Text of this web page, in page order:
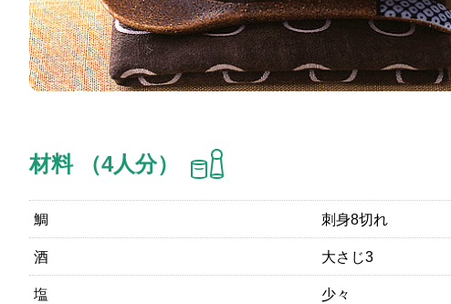
材料 （4人分）
鯛 刺身8切れ
酒 大さじ3
塩 少々